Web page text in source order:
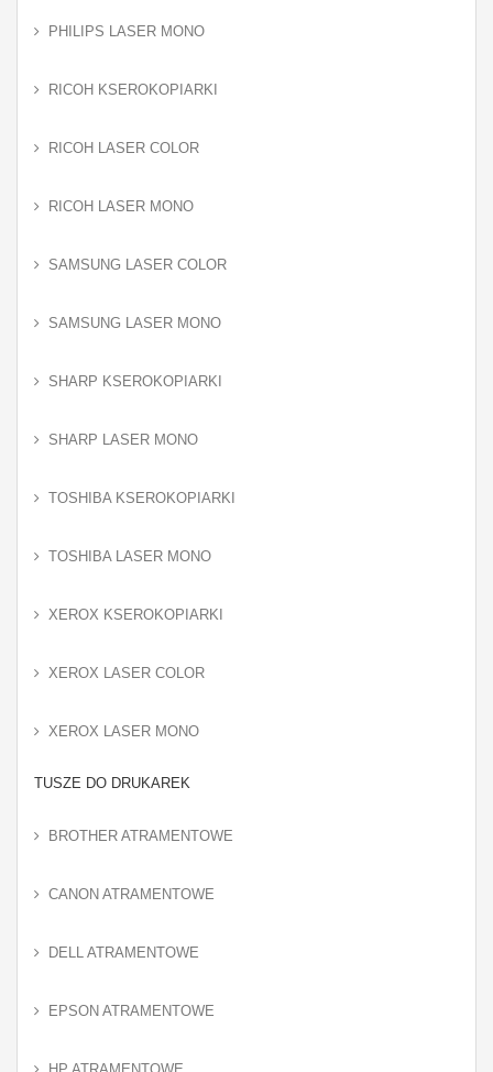
PHILIPS LASER MONO
RICOH KSEROKOPIARKI
RICOH LASER COLOR
RICOH LASER MONO
SAMSUNG LASER COLOR
SAMSUNG LASER MONO
SHARP KSEROKOPIARKI
SHARP LASER MONO
TOSHIBA KSEROKOPIARKI
TOSHIBA LASER MONO
XEROX KSEROKOPIARKI
XEROX LASER COLOR
XEROX LASER MONO
TUSZE DO DRUKAREK
BROTHER ATRAMENTOWE
CANON ATRAMENTOWE
DELL ATRAMENTOWE
EPSON ATRAMENTOWE